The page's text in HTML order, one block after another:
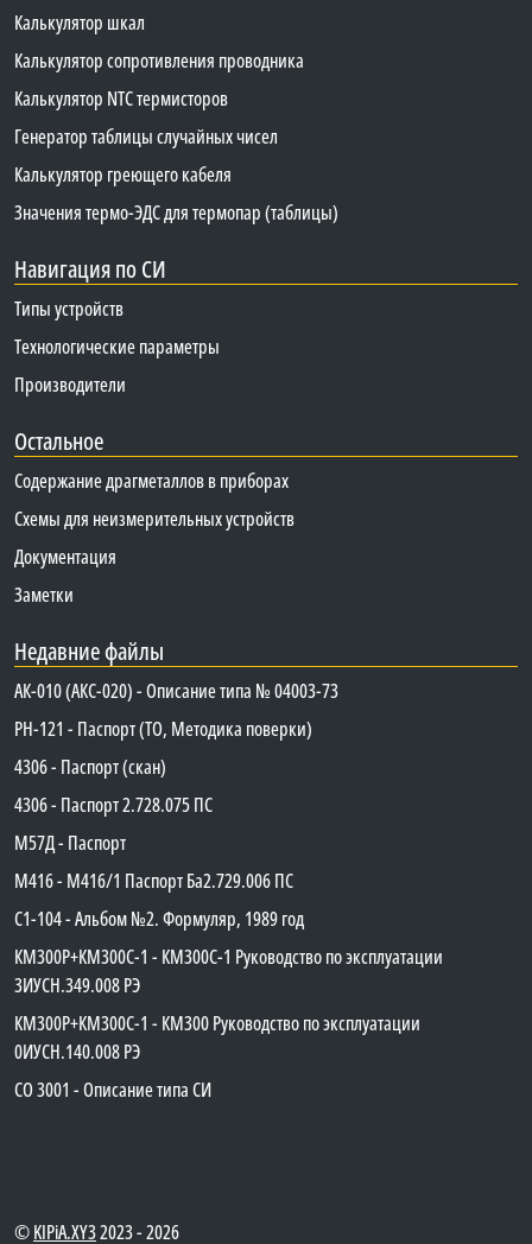
Калькулятор шкал
Калькулятор сопротивления проводника
Калькулятор NTC термисторов
Генератор таблицы случайных чисел
Калькулятор греющего кабеля
Значения термо-ЭДС для термопар (таблицы)
Навигация по СИ
Типы устройств
Технологические параметры
Производители
Остальное
Содержание драгметаллов в приборах
Схемы для неизмерительных устройств
Документация
Заметки
Недавние файлы
АК-010 (АКС-020) - Описание типа № 04003-73
PH-121 - Паспорт (ТО, Методика поверки)
4306 - Паспорт (скан)
4306 - Паспорт 2.728.075 ПС
М57Д - Паспорт
М416 - М416/1 Паспорт Ба2.729.006 ПС
C1-104 - Альбом №2. Формуляр, 1989 год
КМ300Р+КМ300С-1 - КМ300C-1 Руководство по эксплуатации
3ИУСН.349.008 РЭ
КМ300Р+КМ300С-1 - КМ300 Руководство по эксплуатации
0ИУСН.140.008 РЭ
СО 3001 - Описание типа СИ
©KIPiA.XY32023 - 2026